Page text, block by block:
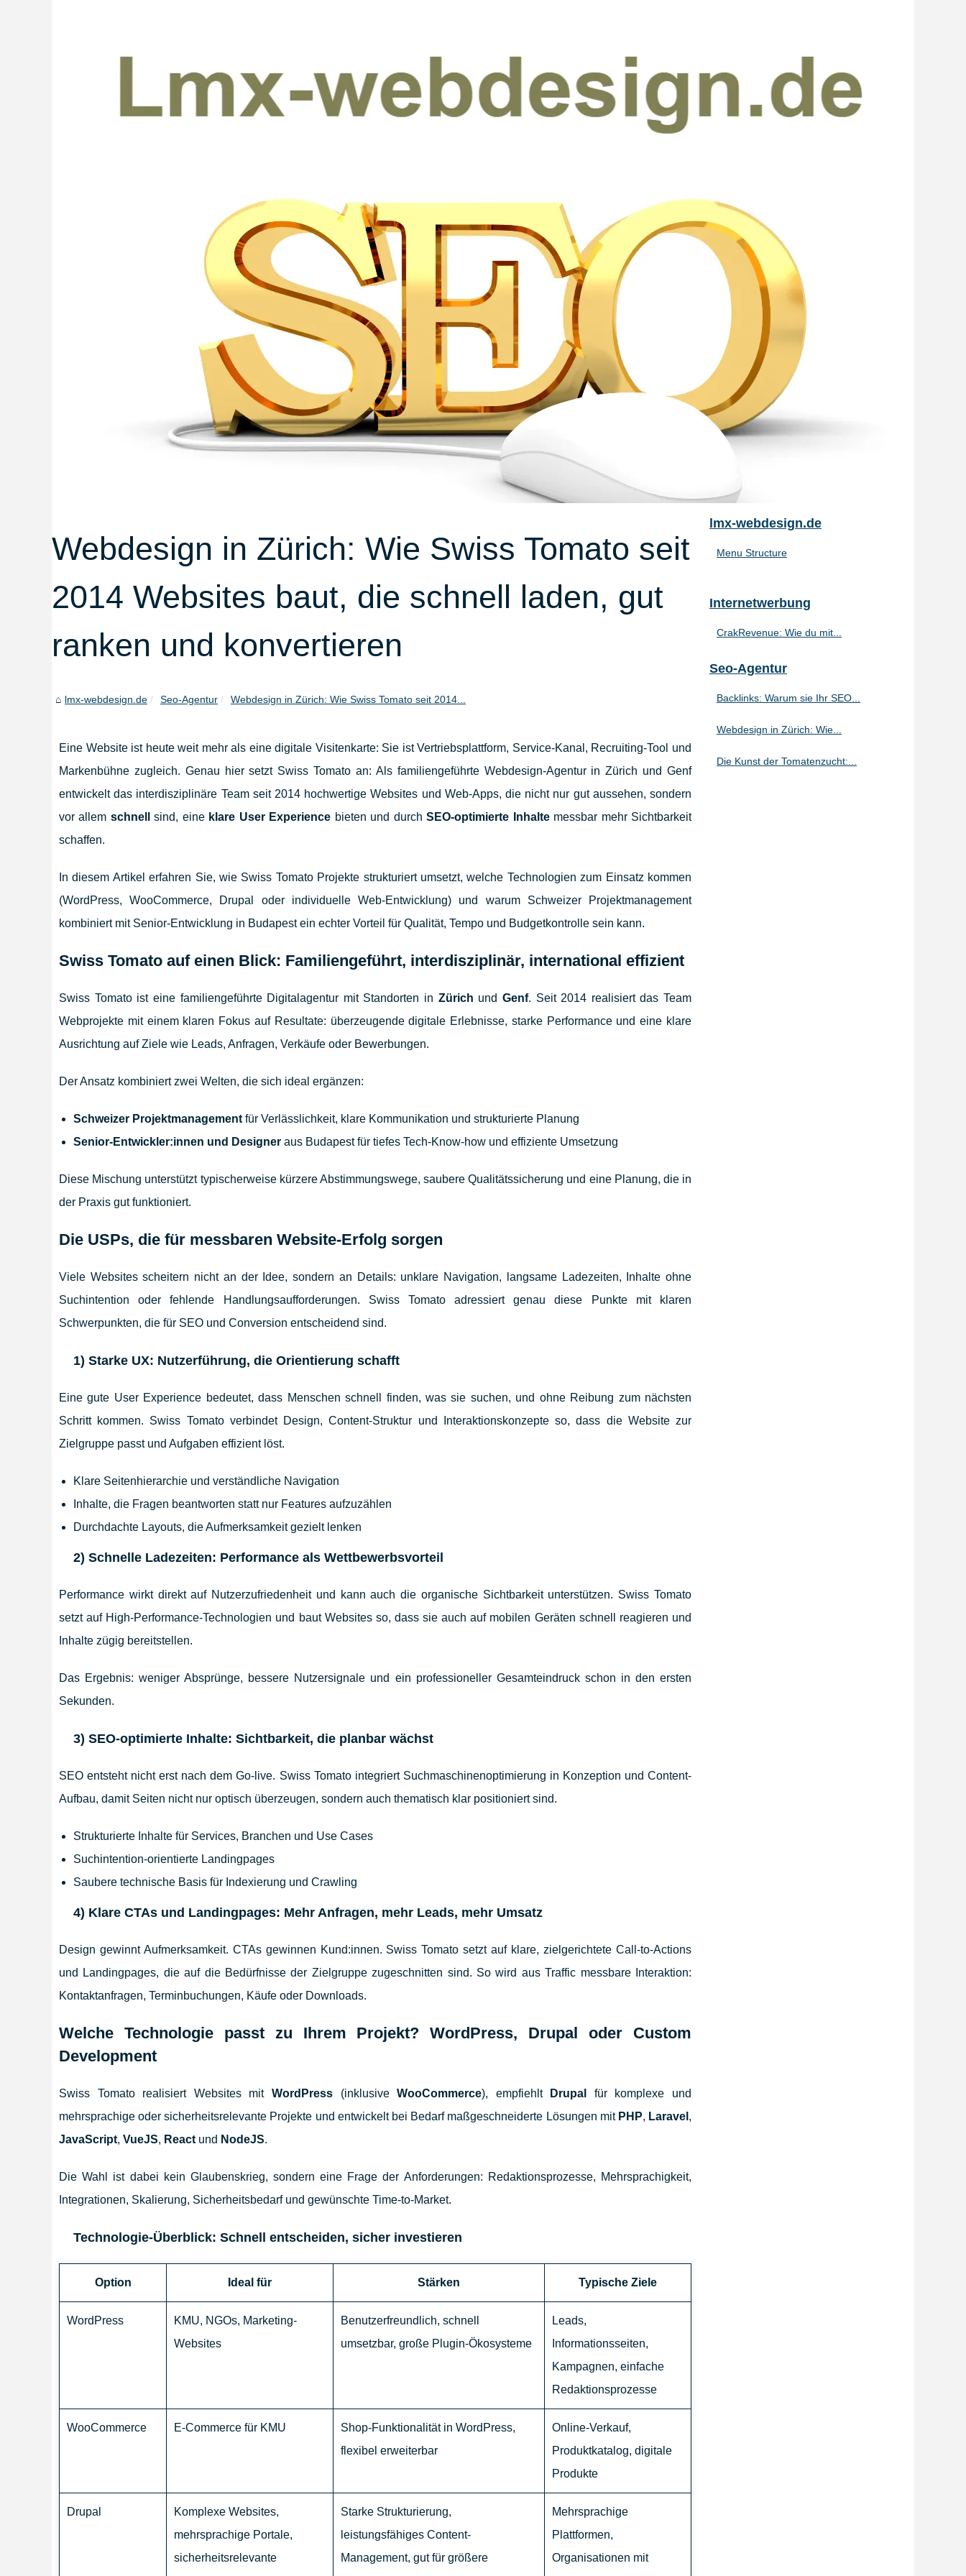
Webdesign in Zürich: Wie Swiss Tomato seit
2014 Websites baut, die schnell laden, gut
ranken und konvertieren
lmx-webdesign.de Seo-Agentur Webdesign in Zürich: Wie Swiss Tomato seit 2014...
Eine Website ist heute weit mehr als eine digitale Visitenkarte: Sie ist Vertriebsplattform, Service-Kanal, Recruiting-Tool und
Markenbühne zugleich. Genau hier setzt Swiss Tomato an: Als familiengeführte Webdesign-Agentur in Zürich und Genf
entwickelt das interdisziplinäre Team seit 2014 hochwertige Websites und Web-Apps, die nicht nur gut aussehen, sondern
vor allem schnell sind, eine klare User Experience bieten und durchSEO-optimierte Inhaltemessbar mehr Sichtbarkeit
schaffen.
In diesem Artikel erfahren Sie, wie Swiss Tomato Projekte strukturiert umsetzt, welche Technologien zum Einsatz kommen
(WordPress, WooCommerce, Drupal oder individuelle Web-Entwicklung) und warum Schweizer Projektmanagement
kombiniert mit Senior-Entwicklung in Budapest ein echter Vorteil für Qualität, Tempo und Budgetkontrolle sein kann.
Swiss Tomato auf einen Blick: Familiengeführt, interdisziplinär, international effizient
Swiss Tomato ist eine familiengeführte Digitalagentur mit Standorten in Zürich und Genf. Seit 2014 realisiert das Team
Webprojekte mit einem klaren Fokus auf Resultate: überzeugende digitale Erlebnisse, starke Performance und eine klare
Ausrichtung auf Ziele wie Leads, Anfragen, Verkäufe oder Bewerbungen.
Der Ansatz kombiniert zwei Welten, die sich ideal ergänzen:
Schweizer Projektmanagement für Verlässlichkeit, klare Kommunikation und strukturierte Planung
Senior-Entwickler:innen und Designer aus Budapest für tiefes Tech-Know-how und effiziente Umsetzung
Diese Mischung unterstützt typischerweise kürzere Abstimmungswege, saubere Qualitätssicherung und eine Planung, die in
der Praxis gut funktioniert.
Die USPs, die für messbaren Website-Erfolg sorgen
Viele Websites scheitern nicht an der Idee, sondern an Details: unklare Navigation, langsame Ladezeiten, Inhalte ohne
Suchintention oder fehlende Handlungsaufforderungen. Swiss Tomato adressiert genau diese Punkte mit klaren
Schwerpunkten, die für SEO und Conversion entscheidend sind.
1) Starke UX: Nutzerführung, die Orientierung schafft
Eine gute User Experience bedeutet, dass Menschen schnell finden, was sie suchen, und ohne Reibung zum nächsten
Schritt kommen. Swiss Tomato verbindet Design, Content-Struktur und Interaktionskonzepte so, dass die Website zur
Zielgruppe passt und Aufgaben effizient löst.
Klare Seitenhierarchie und verständliche Navigation
Inhalte, die Fragen beantworten statt nur Features aufzuzählen
Durchdachte Layouts, die Aufmerksamkeit gezielt lenken
2) Schnelle Ladezeiten: Performance als Wettbewerbsvorteil
Performance wirkt direkt auf Nutzerzufriedenheit und kann auch die organische Sichtbarkeit unterstützen. Swiss Tomato
setzt auf High-Performance-Technologien und baut Websites so, dass sie auch auf mobilen Geräten schnell reagieren und
Inhalte zügig bereitstellen.
Das Ergebnis: weniger Absprünge, bessere Nutzersignale und ein professioneller Gesamteindruck schon in den ersten
Sekunden.
3) SEO-optimierte Inhalte: Sichtbarkeit, die planbar wächst
SEO entsteht nicht erst nach dem Go-live. Swiss Tomato integriert Suchmaschinenoptimierung in Konzeption und Content-
Aufbau, damit Seiten nicht nur optisch überzeugen, sondern auch thematisch klar positioniert sind.
Strukturierte Inhalte für Services, Branchen und Use Cases
Suchintention-orientierte Landingpages
Saubere technische Basis für Indexierung und Crawling
4) Klare CTAs und Landingpages: Mehr Anfragen, mehr Leads, mehr Umsatz
Design gewinnt Aufmerksamkeit. CTAs gewinnen Kund:innen. Swiss Tomato setzt auf klare, zielgerichtete Call-to-Actions
und Landingpages, die auf die Bedürfnisse der Zielgruppe zugeschnitten sind. So wird aus Traffic messbare Interaktion:
Kontaktanfragen, Terminbuchungen, Käufe oder Downloads.
Welche Technologie passt zu Ihrem Projekt? WordPress, Drupal oder Custom
Development
Swiss Tomato realisiert Websites mit WordPress(inklusiveWooCommerce), empfiehlt Drupal
für komplexe und
mehrsprachige oder sicherheitsrelevante Projekte und entwickelt bei Bedarf maßgeschneiderte Lösungen mit PHP, Laravel ,
JavaScript, VueJS, React und NodeJS.
Die Wahl ist dabei kein Glaubenskrieg, sondern eine Frage der Anforderungen: Redaktionsprozesse, Mehrsprachigkeit,
Integrationen, Skalierung, Sicherheitsbedarf und gewünschte Time-to-Market.
Technologie-Überblick: Schnell entscheiden, sicher investieren
Option Ideal für Stärken Typische Ziele
WordPress
KMU, NGOs, Marketing-
Websites
Benutzerfreundlich, schnell
umsetzbar, große Plugin-Ökosysteme
Leads,
Informationsseiten,
Kampagnen, einfache
Redaktionsprozesse
WooCommerce E-Commerce für KMU
Shop-Funktionalität in WordPress,
flexibel erweiterbar
Online-Verkauf,
Produktkatalog, digitale
Produkte
Drupal
Komplexe Websites,
mehrsprachige Portale,
sicherheitsrelevante
Starke Strukturierung,
leistungsfähiges Content-
Management, gut für größere
Mehrsprachige
Plattformen,
Organisationen mit
lmx-webdesign.de
Menu Structure
Internetwerbung
CrakRevenue: Wie du mit...
Seo-Agentur
Backlinks: Warum sie Ihr SEO...
Webdesign in Zürich: Wie...
Die Kunst der Tomatenzucht:...